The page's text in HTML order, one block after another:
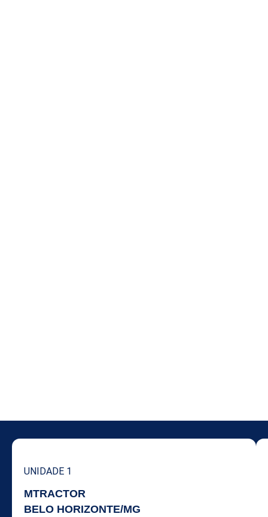
UNIDADE 1
MTRACTOR
BELO HORIZONTE/MG